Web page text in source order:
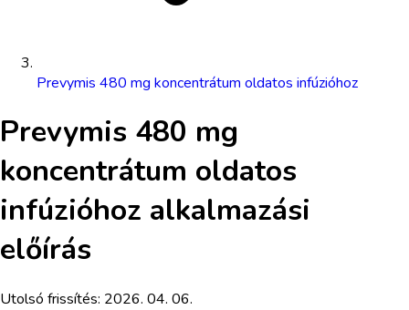
Prevymis 480 mg koncentrátum oldatos infúzióhoz
Prevymis 480 mg
koncentrátum oldatos
infúzióhoz alkalmazási
előírás
Utolsó frissítés: 2026. 04. 06.